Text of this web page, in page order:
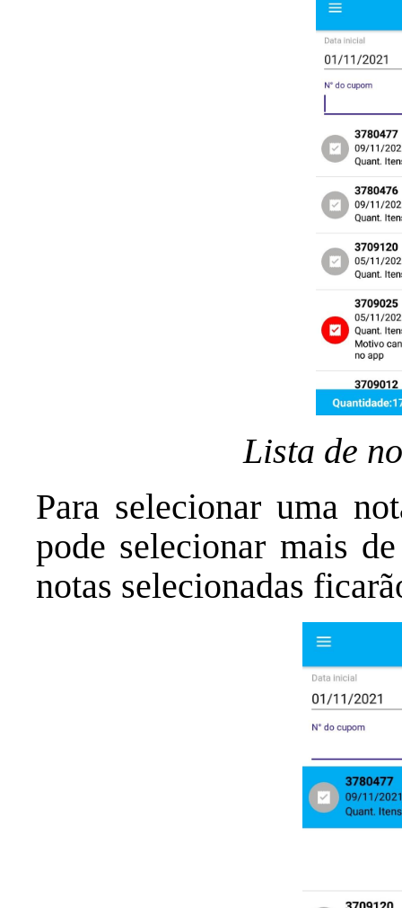
Lista de
Para selecionar uma
pode selecionar mais
notas selecionadas